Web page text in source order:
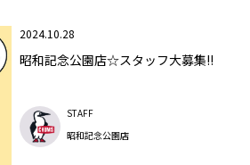
2024.10.28
昭和記念公園店☆スタッフ大募集!!
STAFF
昭和記念公園店